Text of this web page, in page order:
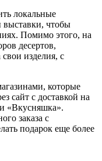
локальные
выставки, чтобы
Помимо этого, на
десертов,
изделия, с
которые
сайт с доставкой на
«Вкусняшка».
заказа с
подарок еще более